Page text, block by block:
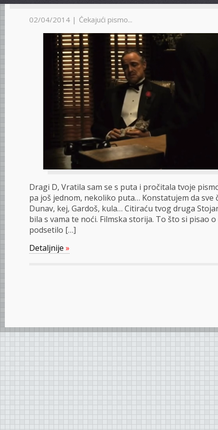
02/04/2014 | Čekajući pismo...
Dragi D, Vratila sam se s puta i pročitala tvoje
pa još jednom, nekoliko puta… Konstatujem da sve
Dunav, kej, Gardoš, kula… Citiraću tvog druga
bila s vama te noći. Filmska storija. To što si pisao
podsetilo […]
Detaljnije »